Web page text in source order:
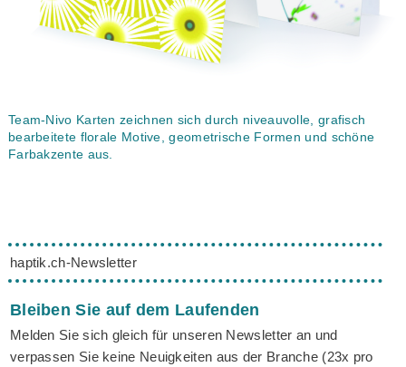
Team-Nivo Karten zeichnen sich durch niveauvolle, grafisch
bearbeitete florale Motive, geometrische Formen und schöne
Farbakzente aus.
haptik.ch-Newsletter
Bleiben Sie auf dem Laufenden
Melden Sie sich gleich für unseren Newsletter an und
verpassen Sie keine Neuigkeiten aus der Branche (23x pro